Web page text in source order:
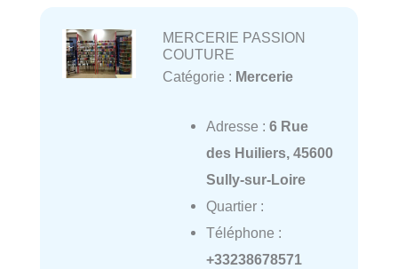
MERCERIE PASSION
COUTURE
Catégorie : Mercerie
Adresse : 6 Rue
des Huiliers, 45600
Sully-sur-Loire
Quartier :
Téléphone :
+33238678571